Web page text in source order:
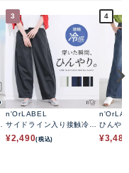
3
n'OrLABEL
サイドライン入り接触冷感
カーブパンツ
¥2,490(税込)
4
ひんや
ートデ
¥3,485